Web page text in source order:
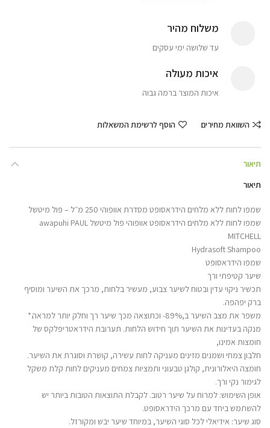
משלוח מהיר
עד שלושה ימי עסקים
איכות מעולה
איכות המוצר ברמה גבוה
השוואת מחירים הוסף לרשימת המשאלות
תיאור
תיאור
שמפו לחות ללא מלחים הידראסופט מסדרת אוופוהי 250 מ״ל – פול מיטשל
שמפו לחות ללא מלחים הידראסופט אוופוהי פול מיטשל awapuhi PAUL
MITCHELL
Hydrasoft Shampoo
שמפו הידראסופט
שיער קטיפתי ורך
תכשיר ניקוי עדין ובטוח לשיער צבוע, מעשיר בלחות, מרכך את השיער ומוסיף
ברק יפהפה.
משפר את מצב השיער ב,89%- וכתוצאה מכך שיער רך וחלק יותר למראה.*
מנקה בעדינות את השיער תוך חידוש הלחות. תערובת הידראטריפלקס של
חומצות אמינו,
חלבון צמחי ושמנים מזינים מעניקה לחות עשירה, קושרת וסוגרת את השיער.
חומצה היאלורונית, קולגן טבעוני ותמציות צמחים מעניקים לחות קלת משקל
לגימור נקי ורך.
אופן השימוש: למרוח על שיער רטוב. לקבלת התוצאות הטובות ביותר יש
להשתמש ביחד עם מרכך הידראסופט.
סוג שיער: אידיאלי לכל סוגי השיער, במיוחד שיער יבש ומקורזל.